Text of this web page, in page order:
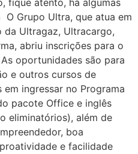
fique atento, há algumas
Grupo Ultra, que atua em
Ultragaz, Ultracargo,
abriu inscrições para o
oportunidades são para
e outros cursos de
ingressar no Programa
pacote Office e inglês
eliminatórios), além de
boa
e facilidade